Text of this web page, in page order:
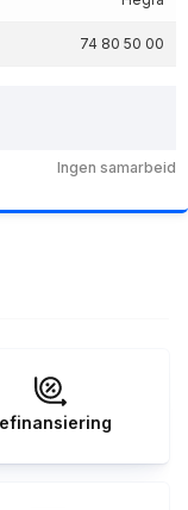
74 80 50 00
Ingen samarbeid